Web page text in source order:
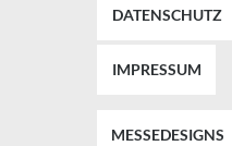
DATENSCHUTZ
IMPRESSUM
MESSEDESIGNS